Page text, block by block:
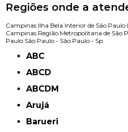
Regiões onde a
Campinas Ilha Bela Interior de São Paulo
Campinas Região Metropolitana de São
Paulo São Paulo - São Paulo - Sp
ABC
ABCD
ABCDM
Arujá
Barueri